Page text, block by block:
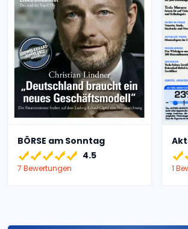
BÖRSE am Sonntag
4.5
7 Bewertungen 1